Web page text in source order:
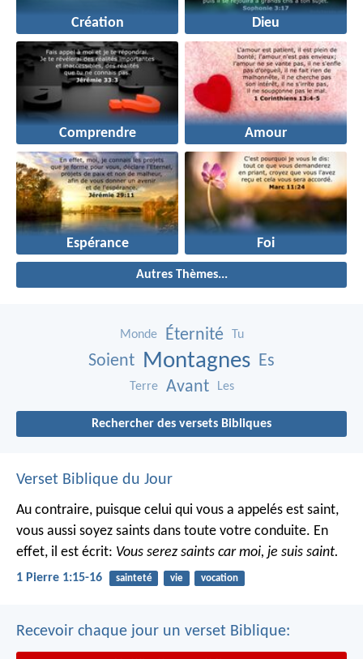
Création Dieu
Comprendre Amour
Espérance Foi
Autres Thèmes...
Monde Éternité Tu
Soient Montagnes Es
Terre Avant Les
Rechercher des versets Bibliques
Verset Biblique du Jour
Au contraire, puisque celui qui vous a appelés est saint,
vous aussi soyez saints dans toute votre conduite. En
effet, il est écrit: Vous serez saints car moi, je suis saint.
1 Pierre 1:15-16 sainteté vie vocation
Recevoir chaque jour un verset Biblique: